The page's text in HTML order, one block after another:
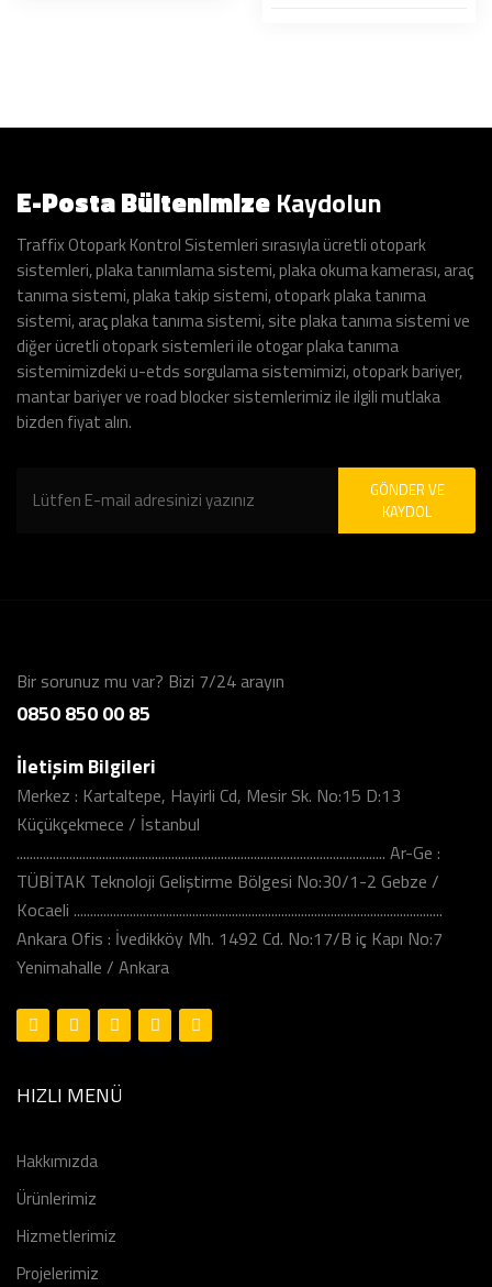
E-Posta BültenimizeKaydolun
Traffix Otopark Kontrol Sistemleri sırasıyla ücretli otopark
sistemleri, plaka tanımlama sistemi, plaka okuma kamerası, araç
tanıma sistemi, plaka takip sistemi, otopark plaka tanıma
sistemi, araç plaka tanıma sistemi, site plaka tanıma sistemi ve
diğer ücretli otopark sistemleri ile otogar plaka tanıma
sistemimizdeki u-etds sorgulama sistemimizi, otopark bariyer,
mantar bariyer ve road blocker sistemlerimiz ile ilgili mutlaka
bizden fiyat alın.
GÖNDER VE
KAYDOL
Bir sorunuz mu var? Bizi 7/24 arayın
0850 850 00 85
İletişim Bilgileri
Merkez : Kartaltepe, Hayirli Cd, Mesir Sk. No:15 D:13
Küçükçekmece / İstanbul
................................................................................................................ Ar-Ge :
TÜBİTAK Teknoloji Geliştirme Bölgesi No:30/1-2 Gebze /
Kocaeli ................................................................................................................
Ankara Ofis : İvedikköy Mh. 1492 Cd. No:17/B iç Kapı No:7
Yenimahalle / Ankara
HIZLI MENÜ
Hakkımızda
Ürünlerimiz
Hizmetlerimiz
Projelerimiz